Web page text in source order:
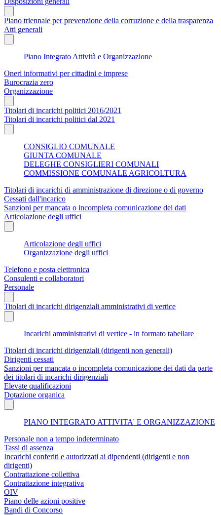
Piano triennale per prevenzione della corruzione e della trasparenza
Atti generali
Piano Integrato Attività e Organizzazione
Oneri informativi per cittadini e imprese
Burocrazia zero
Organizzazione
Titolari di incarichi politici 2016/2021
Titolari di incarichi politici dal 2021
CONSIGLIO COMUNALE
GIUNTA COMUNALE
DELEGHE CONSIGLIERI COMUNALI
COMMISSIONE COMUNALE AGRICOLTURA
Titolari di incarichi di amministrazione di direzione o di governo
Cessati dall'incarico
Sanzioni per mancata o incompleta comunicazione dei dati
Articolazione degli uffici
Articolazione degli uffici
Organizzazione degli uffici
Telefono e posta elettronica
Consulenti e collaboratori
Personale
Titolari di incarichi dirigenziali amministrativi di vertice
Incarichi amministrativi di vertice - in formato tabellare
Titolari di incarichi dirigenziali (dirigenti non generali)
Dirigenti cessati
Sanzioni per mancata o incompleta comunicazione dei dati da parte
dei titolari di incarichi dirigenziali
Elevate qualificazioni
Dotazione organica
PIANO INTEGRATO ATTIVITA' E ORGANIZZAZIONE
Personale non a tempo indeterminato
Tassi di assenza
Incarichi conferiti e autorizzati ai dipendenti (dirigenti e non
dirigenti)
Contrattazione collettiva
Contrattazione integrativa
OIV
Piano delle azioni positive
Bandi di Concorso